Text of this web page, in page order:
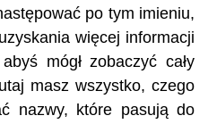
po tym imieniu,
więcej informacji
mógł zobaczyć cały
masz wszystko, czego
nazwy, które pasują do